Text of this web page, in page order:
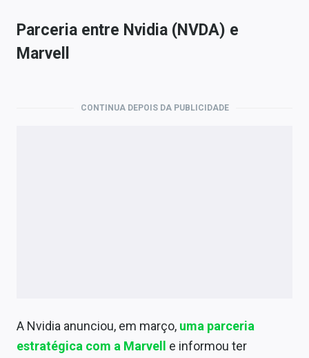
Parceria entre Nvidia (NVDA) e
Marvell
CONTINUA DEPOIS DA PUBLICIDADE
A Nvidia anunciou, em março, uma parceria
estratégica com a Marvell
e informou ter